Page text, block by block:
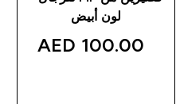
لون أبيض
100.00 AED‎